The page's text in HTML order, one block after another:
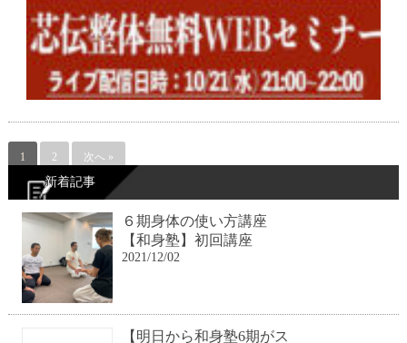
1 2 次へ »
新着記事
６期身体の使い方講座
【和身塾】初回講座
2021/12/02
【明日から和身塾6期がス